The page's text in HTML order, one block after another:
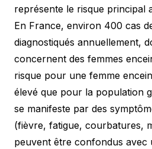
représente le risque principal
En France, environ 400 cas
diagnostiqués annuellement,
concernent des femmes
risque pour une femme
élevé que pour la population
se manifeste par des
(fièvre, fatigue, courbatures,
peuvent être confondus avec